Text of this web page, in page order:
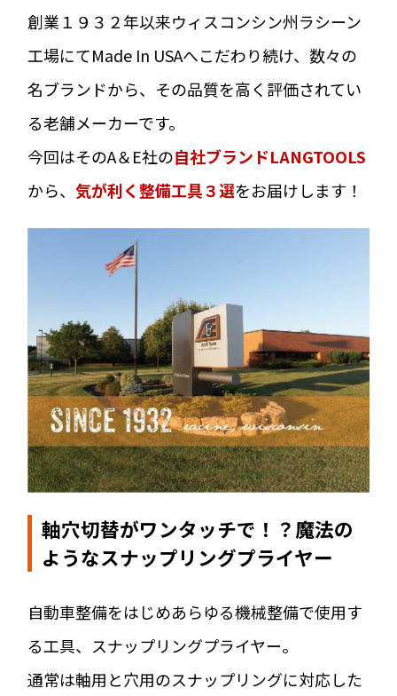
創業１９３２年以来ウィスコンシン州ラシーン
工場にてMade In USAへこだわり続け、数々の
名ブランドから、その品質を高く評価されてい
る老舗メーカーです。
今回はそのA＆E社の自社ブランドLANGTOOLS
から、気が利く整備工具３選をお届けします！
軸穴切替がワンタッチで！？魔法の
ようなスナップリングプライヤー
自動車整備をはじめあらゆる機械整備で使用す
る工具、スナップリングプライヤー。
通常は軸用と穴用のスナップリングに対応した